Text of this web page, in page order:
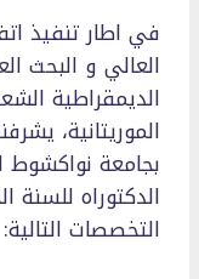
في اطار تنفيذ
العالي و البحث
الديمقراطية
الموريتانية،
بجامعة نواكشوط
التخصصات التالية: